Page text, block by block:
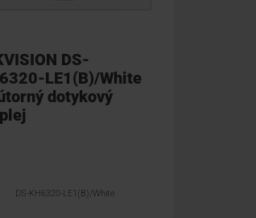
DS-
LE1(B)/White
dotykový
DS-KH6320-LE1(B)/White